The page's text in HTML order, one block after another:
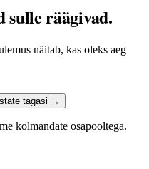
sulle räägivad.
näitab, kas oleks aeg
tagasi →
kolmandate osapooltega.